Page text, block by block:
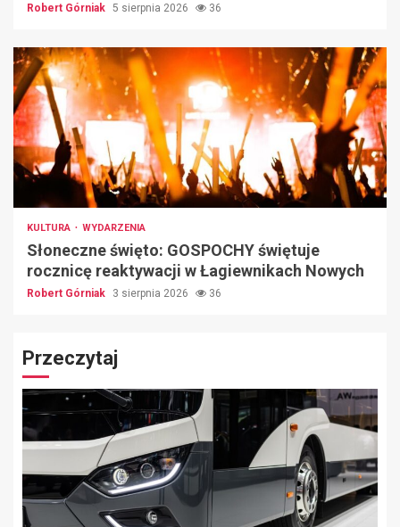
Robert Górniak 5 sierpnia 2026 36
KULTURA WYDARZENIA
Słoneczne święto: GOSPOCHY świętuje
rocznicę reaktywacji w Łagiewnikach Nowych
Robert Górniak 3 sierpnia 2026 36
Przeczytaj